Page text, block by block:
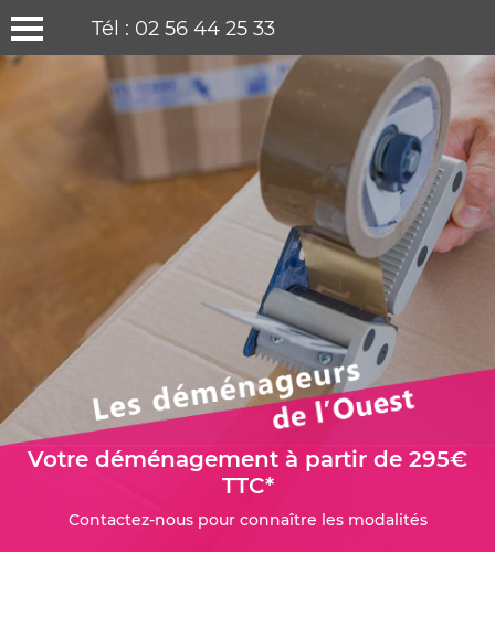
Tél : 02 56 44 25 33
Votre déménagement à partir de 295€
TTC*
Contactez-nous pour connaître les modalités